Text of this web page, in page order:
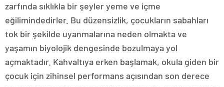
zarfında sıklıkla bir şeyler yeme ve içme
eğilimindedirler. Bu düzensizlik, çocukların sabahları
tok bir şekilde uyanmalarına neden olmakta ve
yaşamın biyolojik dengesinde bozulmaya yol
açmaktadır. Kahvaltıya erken başlamak, okula giden bir
çocuk için zihinsel performans açısından son derece